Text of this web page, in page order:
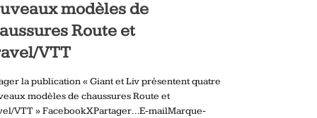
modèles de
Route et
VTT
la publication « Giant et Liv présentent quatre
modèles de chaussures Route et
VTT » FacebookXPartager…E-mailMarque-